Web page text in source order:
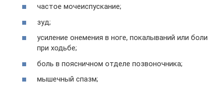
частое мочеиспускание;
зуд;
усиление онемения в ноге, покалываний или боли
при ходьбе;
боль в поясничном отделе позвоночника;
мышечный спазм;